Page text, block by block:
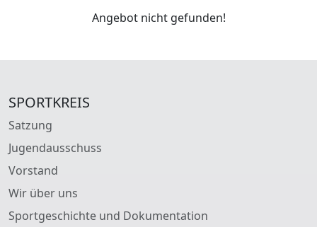
Angebot nicht gefunden!
SPORTKREIS
Satzung
Jugendausschuss
Vorstand
Wir über uns
Sportgeschichte und Dokumentation